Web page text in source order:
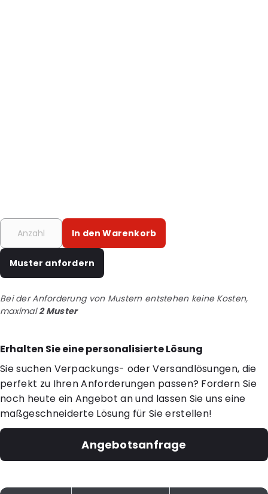
In den Warenkorb
Muster anfordern
Bei der Anforderung von Mustern entstehen keine Kosten,
maximal2 Muster
Erhalten Sie eine personalisierte Lösung
Sie suchen Verpackungs- oder Versandlösungen, die
perfekt zu Ihren Anforderungen passen? Fordern Sie
noch heute ein Angebot an und lassen Sie uns eine
maßgeschneiderte Lösung für Sie erstellen!
Angebotsanfrage